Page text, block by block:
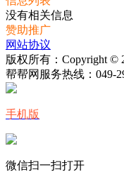
没有相关信息
赞助推广
网站协议
版权所有：Copyright ©
帮帮网服务热线： 049-
手机版
微信扫一扫打开